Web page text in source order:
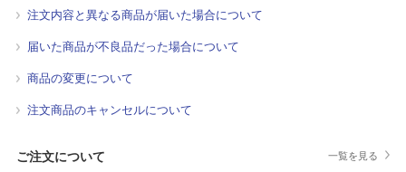
注文内容と異なる商品が届いた場合について
届いた商品が不良品だった場合について
商品の変更について
注文商品のキャンセルについて
ご注文について 一覧を見る